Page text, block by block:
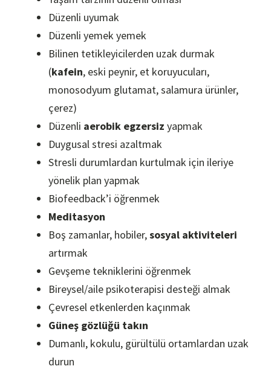
Düzenli uyumak
Düzenli yemek yemek
Bilinen tetikleyicilerden uzak durmak
(kafein, eski peynir, et koruyucuları,
monosodyum glutamat, salamura ürünler,
çerez)
Düzenli aerobik egzersiz yapmak
Duygusal stresi azaltmak
Stresli durumlardan kurtulmak için ileriye
yönelik plan yapmak
Biofeedback’i öğrenmek
Meditasyon
Boş zamanlar, hobiler,sosyal aktiviteleri
artırmak
Gevşeme tekniklerini öğrenmek
Bireysel/aile psikoterapisi desteği almak
Çevresel etkenlerden kaçınmak
Güneş gözlüğü takın
Dumanlı, kokulu, gürültülü ortamlardan uzak
durun